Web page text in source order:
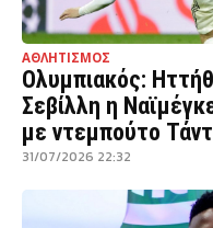
ΑΘΛΗΤΙΣΜΟΣ
Ολυμπιακός:
Σεβίλλη η
με ντεμπούτο
31/07/2026 22:32